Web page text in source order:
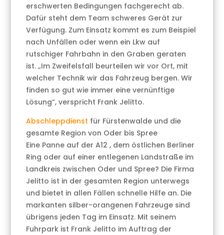
erschwerten Bedingungen fachgerecht ab.
Dafür steht dem Team schweres Gerät zur
Verfügung. Zum Einsatz kommt es zum Beispiel
nach Unfällen oder wenn ein Lkw auf
rutschiger Fahrbahn in den Graben geraten
ist. „Im Zweifelsfall beurteilen wir vor Ort, mit
welcher Technik wir das Fahrzeug bergen. Wir
finden so gut wie immer eine vernünftige
Lösung“, verspricht Frank Jelitto.
Abschleppdienst für Fürstenwalde und die
gesamte Region von Oder bis Spree
Eine Panne auf der A12 , dem östlichen Berliner
Ring oder auf einer entlegenen Landstraße im
Landkreis zwischen Oder und Spree? Die Firma
Jelitto ist in der gesamten Region unterwegs
und bietet in allen Fällen schnelle Hilfe an. Die
markanten silber-orangenen Fahrzeuge sind
übrigens jeden Tag im Einsatz. Mit seinem
Fuhrpark ist Frank Jelitto im Auftrag der